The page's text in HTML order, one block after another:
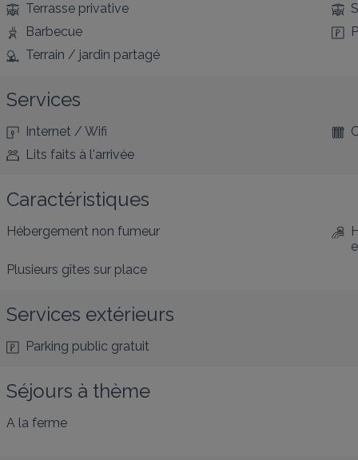
Terrasse privative
Barbecue
Terrain / jardin partagé
Services
Internet / Wifi
Lits faits à l'arrivée
Caractéristiques
Hébergement non fumeur
Plusieurs gîtes sur place
Services extérieurs
Parking public gratuit
Séjours à thème
A la ferme